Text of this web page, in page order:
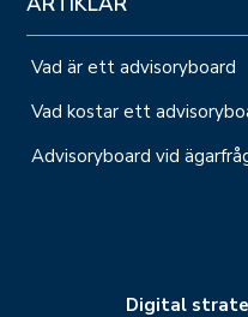
Vad är ett advisoryboard
Vad kostar ett
Advisoryboard vid
Digital